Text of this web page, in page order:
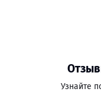
Узнайте